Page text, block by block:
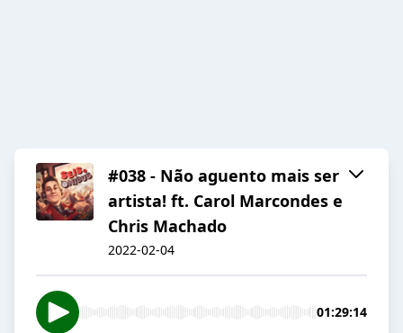
#038 - Não aguento mais ser
artista! ft. Carol Marcondes e
Chris Machado
2022-02-04
01:29:14